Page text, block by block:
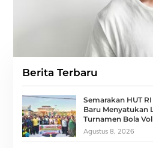
Berita Terbaru
Semarakan HUT
Baru Menyatukan
Turnamen Bola
Agustus 8, 2026